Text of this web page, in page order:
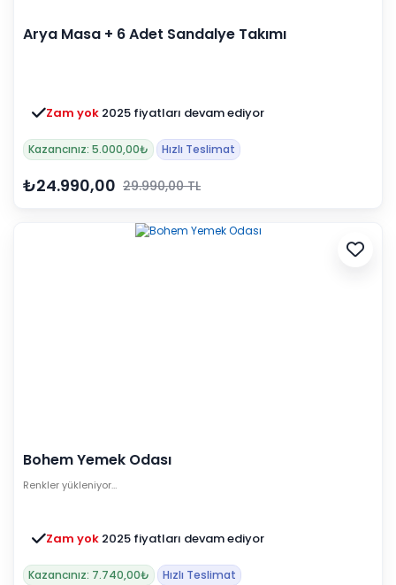
Arya Masa + 6 Adet Sandalye Takımı
Zam yok 2025 fiyatları devam ediyor
Kazancınız: 5.000,00₺ Hızlı Teslimat
₺24.990,00 29.990,00 TL
Bohem Yemek Odası
Renkler yükleniyor…
Zam yok 2025 fiyatları devam ediyor
Kazancınız: 7.740,00₺ Hızlı Teslimat